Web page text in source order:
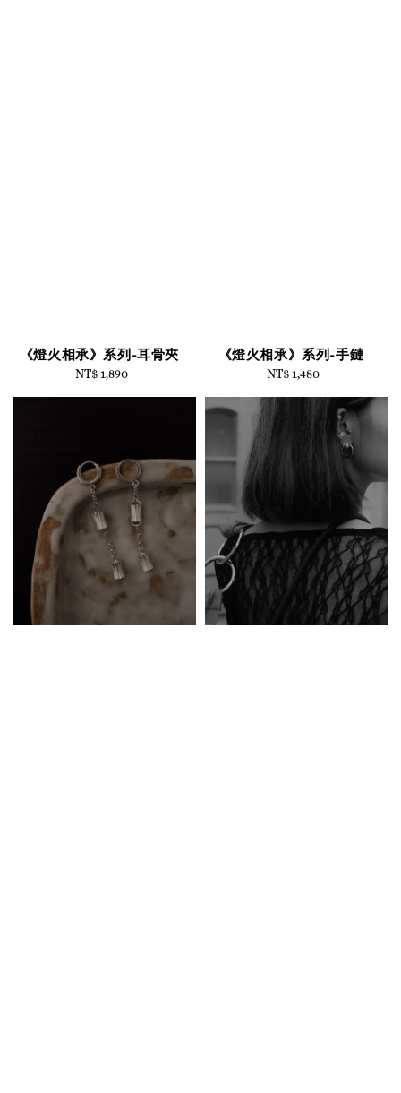
《燈火相承》系列-耳骨夾
Regular
NT$ 1,890
《燈火相承》系列-手鏈
Regular
NT$ 1,480